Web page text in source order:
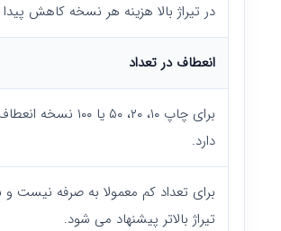
در تیراژ بالا هزینه هر نسخه کاهش
انعطاف در تعداد
برای چاپ ۱۰، ۲۰، ۵۰ یا
دارد.
برای تعداد کم معمولا به صرفه نیست و
تیراژ بالاتر پیشنهاد می شود.